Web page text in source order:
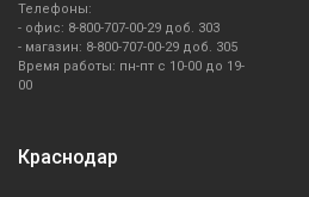
Профессиональные
машины
Смесители
Телефоны:
- офис: 8-800-707-00-29 доб. 303
- магазин: 8-800-707-00-29 доб. 305
Время работы: пн-пт с 10-00 до 19-
00
Краснодар